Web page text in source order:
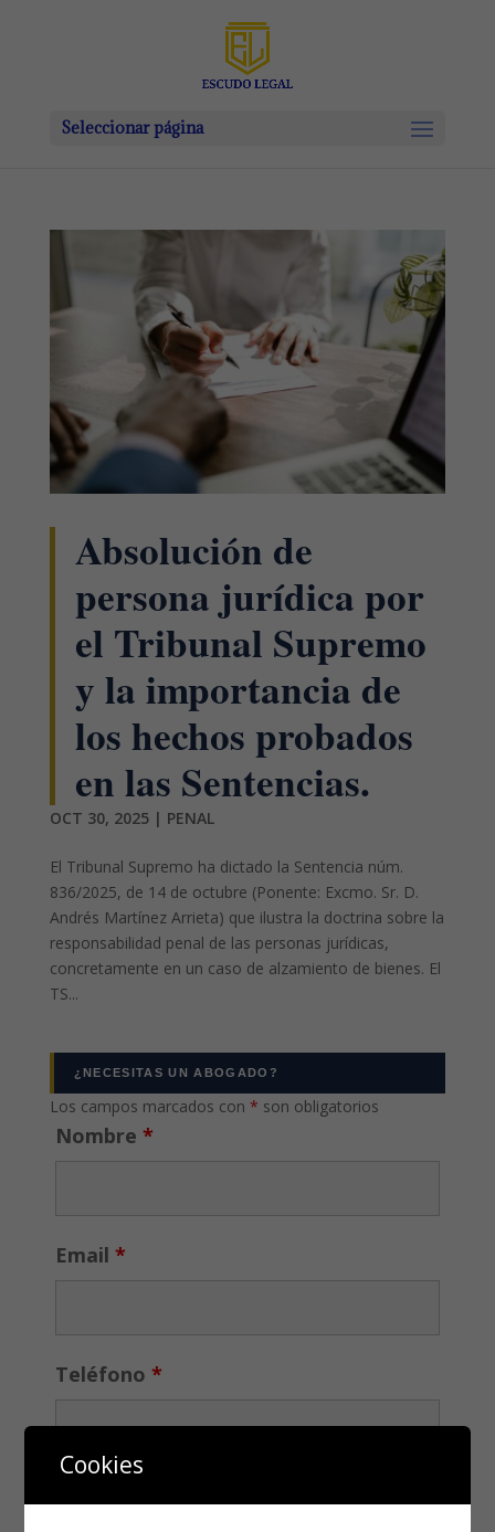
Seleccionar página
Absolución de
persona jurídica por
el Tribunal Supremo
y la importancia de
los hechos probados
en las Sentencias.
OCT 30, 2025| PENAL
El Tribunal Supremo ha dictado la Sentencia núm.
836/2025, de 14 de octubre (Ponente: Excmo. Sr. D.
Andrés Martínez Arrieta) que ilustra la doctrina sobre la
responsabilidad penal de las personas jurídicas,
concretamente en un caso de alzamiento de bienes. El
TS...
¿NECESITAS UN ABOGADO?
Los campos marcados con * son obligatorios
Nombre *
Email *
Teléfono *
Cookies